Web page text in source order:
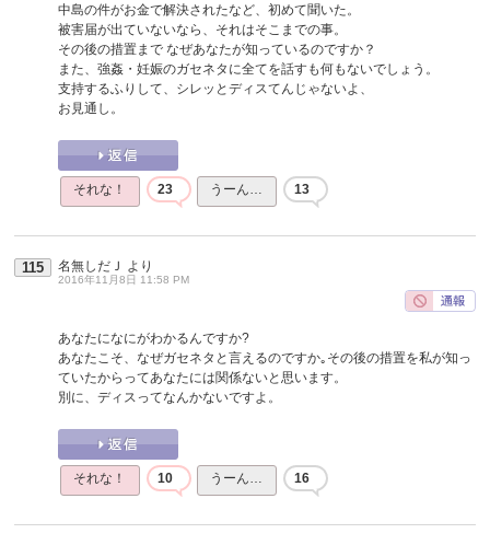
中島の件がお金で解決されたなど、初めて聞いた。
被害届が出ていないなら、それはそこまでの事。
その後の措置まで なぜあなたが知っているのですか？
また、強姦・妊娠のガセネタに全てを話すも何もないでしょう。
支持するふりして、シレッとディスてんじゃないよ、
お見通し。
それな！ 23 うーん… 13
115 名無しだＪ より
2016年11月8日 11:58 PM
あなたになにがわかるんですか?
あなたこそ、なぜガセネタと言えるのですか｡その後の措置を私が知っ
ていたからってあなたには関係ないと思います。
別に、ディスってなんかないですよ。
それな！ 10 うーん… 16